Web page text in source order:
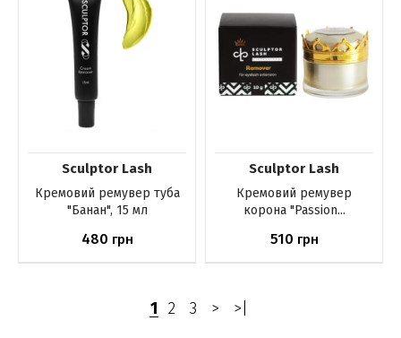
Sculptor Lash
Кремовий ремувер туба
"Банан", 15 мл
480 грн
Sculptor Lash
Кремовий ремувер
корона "Passion...
510 грн
1 2 3 > >|